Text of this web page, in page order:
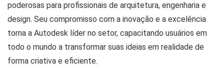
poderosas para profissionais de arquitetura, engenharia e
design. Seu compromisso com a inovação e a excelência
torna a Autodesk líder no setor, capacitando usuários em
todo o mundo a transformar suas ideias em realidade de
forma criativa e eficiente.